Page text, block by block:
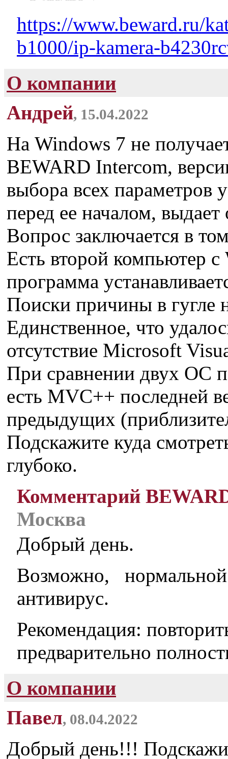
https://www.beward.ru/
b1000/ip-kamera-
О компании
Андрей, 15.04.2022
На Windows 7 не
BEWARD Intercom,
выбора всех параметров
перед ее началом,
Вопрос заключается в
Есть второй компьютер
программа
Поиски причины в гугле
Единственное, что
отсутствие Microsoft
При сравнении двух ОС
есть MVC++ последней
предыдущих
Подскажите куда
глубоко.
Комментарий
Москва
Добрый день.
Возможно,
антивирус.
Рекомендация:
предварительно
О компании
Павел, 08.04.2022
Добрый день!!!